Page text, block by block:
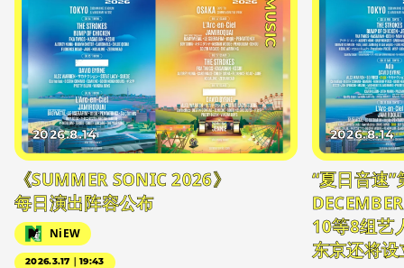
#MUSIC
2026.8.14
《SUMMER SONIC 2026》
每日演出阵容公布
NiEW
2026.3.17｜19:43
2026.8.14
“夏日音速
DECEMBER
10等8组艺
东京还将